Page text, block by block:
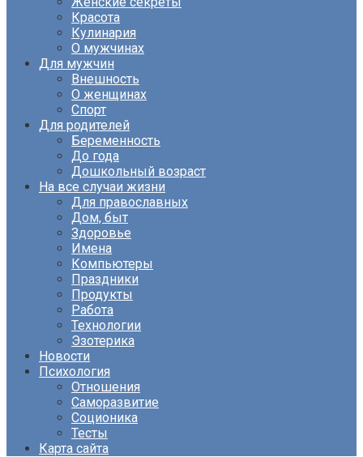
Красота
Кулинария
О мужчинах
Для мужчин
Внешность
О женщинах
Спорт
Для родителей
Беременность
До года
Дошкольный возраст
На все случаи жизни
Для православных
Дом, быт
Здоровье
Имена
Компьютеры
Праздники
Продукты
Работа
Технологии
Эзотерика
Новости
Психология
Отношения
Саморазвитие
Соционика
Тесты
Карта сайта